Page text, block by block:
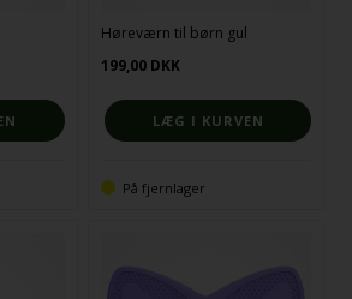
Høreværn til børn gul
199,00 DKK
På fjernlager